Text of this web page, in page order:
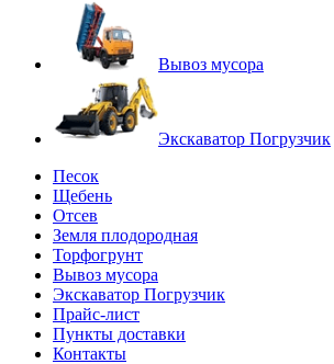
Вывоз мусора
Экскаватор Погрузчик
Песок
Щебень
Отсев
Земля плодородная
Торфогрунт
Вывоз мусора
Экскаватор Погрузчик
Прайс-лист
Пункты доставки
Контакты